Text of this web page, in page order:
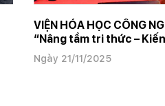
VIỆN HÓA HỌC CÔNG
“Nâng tầm tri thức –
học”
Ngày 21/11/2025